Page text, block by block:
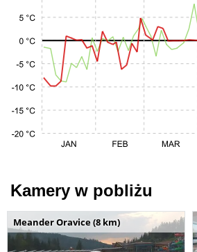
Kamery w pobliżu
Meander Oravice (8 km)